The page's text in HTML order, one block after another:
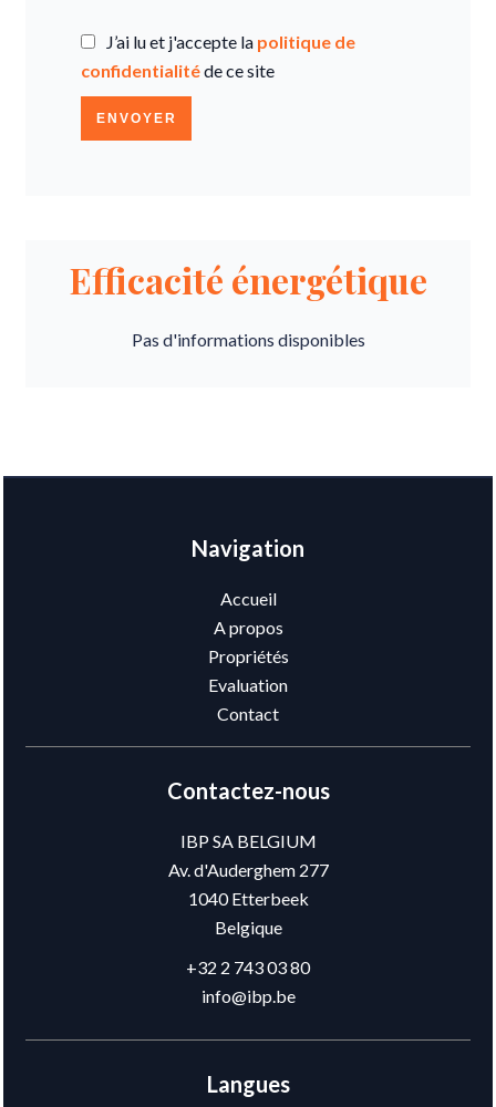
J’ai lu et j'accepte la politique de
confidentialitéde ce site
ENVOYER
Efficacité énergétique
Pas d'informations disponibles
Navigation
Accueil
A propos
Propriétés
Evaluation
Contact
Contactez-nous
IBP SA BELGIUM
Av. d'Auderghem 277
1040Etterbeek
Belgique
+32 2 743 03 80
info@ibp.be
Langues